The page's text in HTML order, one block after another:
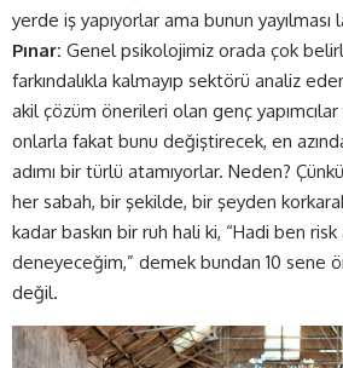
yerde iş yapıyorlar ama bunun yayılması
Pınar: Genel psikolojimiz orada çok
farkındalıkla kalmayıp sektörü analiz
akil çözüm önerileri olan genç
onlarla fakat bunu değiştirecek, en
adımı bir türlü atamıyorlar. Neden?
her sabah, bir şekilde, bir şeyden
kadar baskın bir ruh hali ki, “Hadi ben
deneyeceğim,” demek bundan 10 sene
değil.